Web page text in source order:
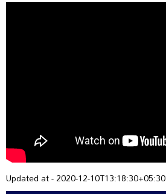
Updated at - 2020-12-10T13:18:30+05:30